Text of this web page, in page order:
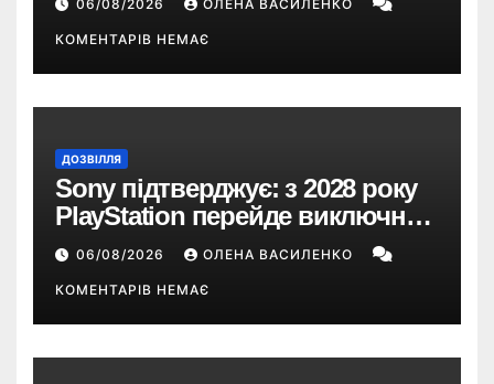
понад 33 години
06/08/2026 ОЛЕНА ВАСИЛЕНКО
КОМЕНТАРІВ НЕМАЄ
ДОЗВІЛЛЯ
Sony підтверджує: з 2028 року
PlayStation перейде виключно
на цифрові ігри
06/08/2026 ОЛЕНА ВАСИЛЕНКО
КОМЕНТАРІВ НЕМАЄ